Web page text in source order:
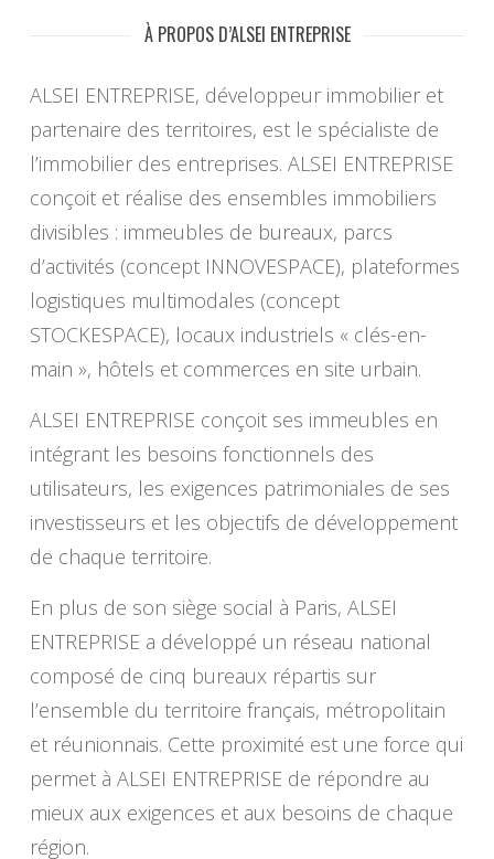
À PROPOS D’ALSEI ENTREPRISE
ALSEI ENTREPRISE, développeur immobilier et
partenaire des territoires, est le spécialiste de
l’immobilier des entreprises. ALSEI ENTREPRISE
conçoit et réalise des ensembles immobiliers
divisibles : immeubles de bureaux, parcs
d’activités (concept INNOVESPACE), plateformes
logistiques multimodales (concept
STOCKESPACE), locaux industriels « clés-en-
main », hôtels et commerces en site urbain.
ALSEI ENTREPRISE conçoit ses immeubles en
intégrant les besoins fonctionnels des
utilisateurs, les exigences patrimoniales de ses
investisseurs et les objectifs de développement
de chaque territoire.
En plus de son siège social à Paris, ALSEI
ENTREPRISE a développé un réseau national
composé de cinq bureaux répartis sur
l’ensemble du territoire français, métropolitain
et réunionnais. Cette proximité est une force qui
permet à ALSEI ENTREPRISE de répondre au
mieux aux exigences et aux besoins de chaque
région.